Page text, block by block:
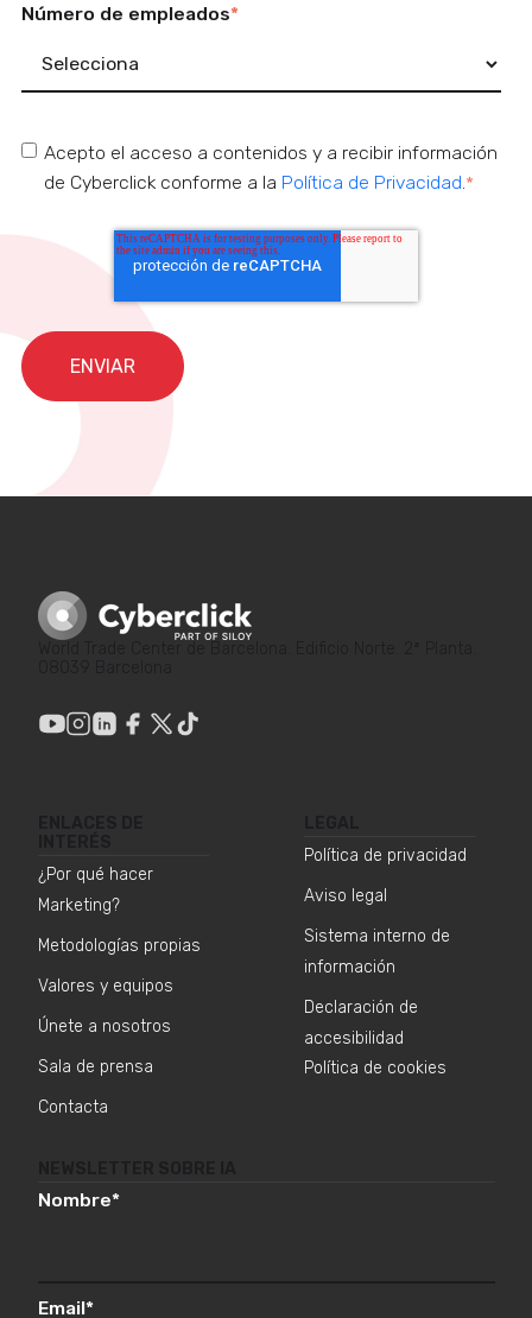
Número de empleados*
Acepto el acceso a contenidos y a recibir información
de Cyberclick conforme a la Política de Privacidad.*
¿Por qué hacer
Marketing?
Metodologías propias
Valores y equipos
Únete a nosotros
Sala de prensa
Contacta
Política de privacidad
Aviso legal
Sistema interno de
información
Declaración de
accesibilidad
Política de cookies
Nombre*
Email*